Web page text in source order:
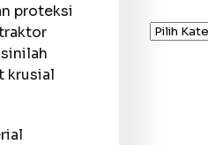
proteksi
krusial
Kategori